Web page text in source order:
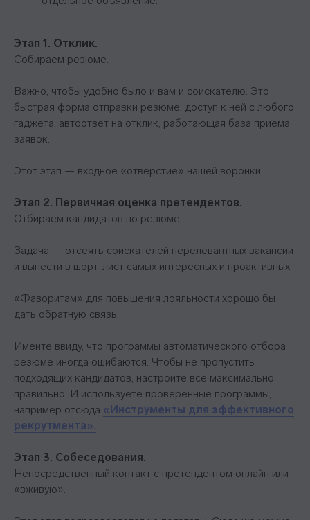
Этап 1. Отклик.
Собираем резюме.
Важно, чтобы удобно было и вам и соискателю. Это
быстрая форма отправки резюме, доступ к ней с любого
гаджета, автоответ на отклик, работающая база приема
заявок.
Этот этап — входное «отверстие» нашей воронки.
Этап 2. Первичная оценка претендентов.
Отбираем кандидатов по резюме.
Задача — отсеять соискателей нерелевантных вакансии
и вынести в шорт-лист самых интересных и проактивных.
«Фаворитам» для повышения лояльности хорошо бы
дать обратную связь.
Имейте ввиду, что программы автоматического отбора
резюме иногда ошибаются. Чтобы не пропустить
подходящих кандидатов, настройте все максимально
правильно. И используете проверенные программы,
например отсюда «Инструменты для эффективного
рекрутмента».
Этап 3. Собеседования.
Непосредственный контакт с претендентом онлайн или
«вживую».